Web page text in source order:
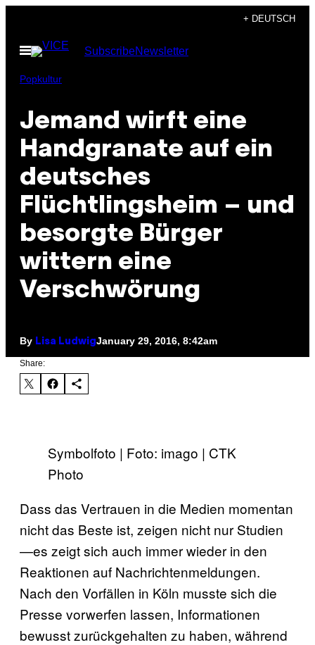
content
+ DEUTSCH
Open
Menu
SubscribeNewsletter
Popkultur
Jemand wirft eine
Handgranate auf ein
deutsches
Flüchtlingsheim – und
besorgte Bürger
wittern eine
Verschwörung
By Lisa LudwigJanuary 29, 2016, 8:42am
Share:
Symbolfoto | Foto: imago | CTK
Photo
Dass das Vertrauen in die Medien momentan
nicht das Beste ist, zeigen nicht nur Studien
—es zeigt sich auch immer wieder in den
Reaktionen auf Nachrichtenmeldungen.
Nach den Vorfällen in Köln musste sich die
Presse vorwerfen lassen, Informationen
bewusst zurückgehalten zu haben, während